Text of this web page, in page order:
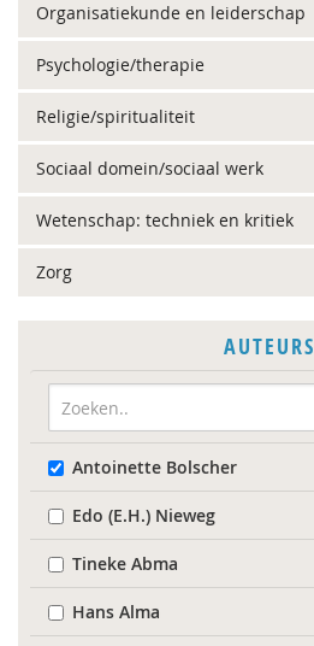
Organisatiekunde en leiderschap
Psychologie/therapie
Religie/spiritualiteit
Sociaal domein/sociaal werk
Wetenschap: techniek en kritiek
Zorg
AUTEURS
Antoinette Bolscher
Edo (E.H.) Nieweg
Tineke Abma
Hans Alma